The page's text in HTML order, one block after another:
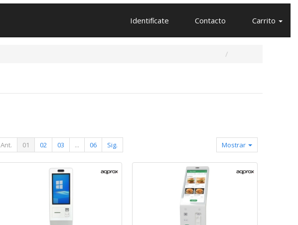
Identifícate Contacto Carrito
Ant. 01 02 03 ... 06 Sig. Mostrar